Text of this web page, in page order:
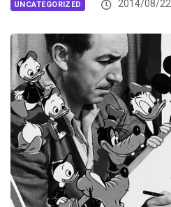
UNCATEGORIZED 2014/08/22